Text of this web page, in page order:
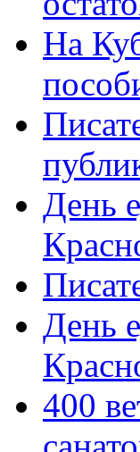
На
День
День
400